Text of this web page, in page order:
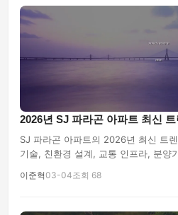
2026년 SJ 파라곤 아파트 최신 트
SJ 파라곤 아파트의 2026년 최신 트
기술, 친환경 설계, 교통 인프라, 분양
이준혁03-04조회 68